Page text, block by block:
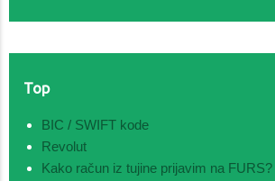
Top
BIC / SWIFT kode
Revolut
Kako račun iz tujine prijavim na FURS?